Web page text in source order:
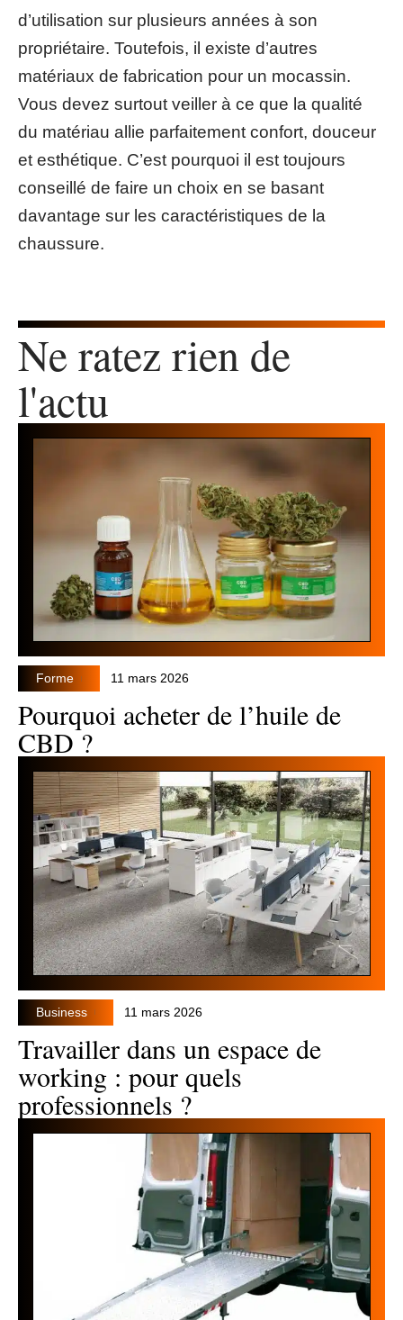
d’utilisation sur plusieurs années à son
propriétaire. Toutefois, il existe d’autres
matériaux de fabrication pour un mocassin.
Vous devez surtout veiller à ce que la qualité
du matériau allie parfaitement confort, douceur
et esthétique. C’est pourquoi il est toujours
conseillé de faire un choix en se basant
davantage sur les caractéristiques de la
chaussure.
Ne ratez rien de
l'actu
Forme 11 mars 2026
Pourquoi acheter de l’huile de
CBD ?
Business 11 mars 2026
Travailler dans un espace de
working : pour quels
professionnels ?